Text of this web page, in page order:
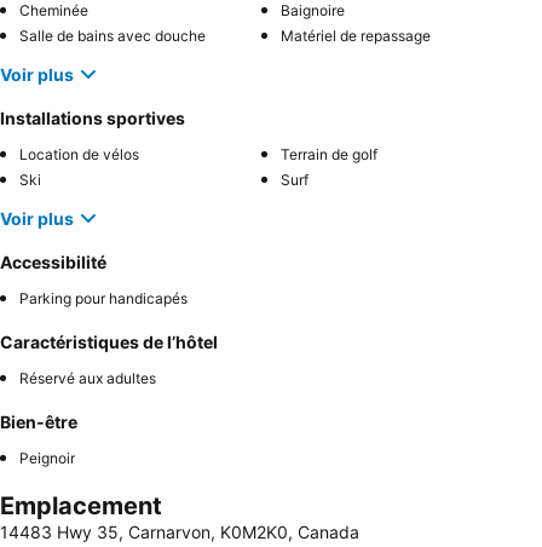
Cheminée
Baignoire
Salle de bains avec douche
Matériel de repassage
Voir plus
Installations sportives
Location de vélos
Terrain de golf
Ski
Surf
Voir plus
Accessibilité
Parking pour handicapés
Caractéristiques de l’hôtel
Réservé aux adultes
Bien-être
Peignoir
Emplacement
14483 Hwy 35, Carnarvon, K0M2K0, Canada